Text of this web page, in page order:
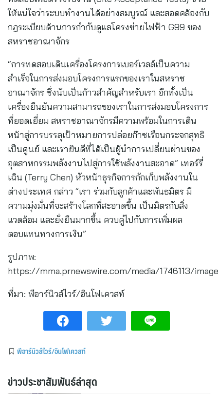
ให้แน่ใจว่าระบบทำงานได้อย่างสมบูรณ์ และสอดคล้องกับ
กฎระเบียบด้านการกำกับดูแลโครงข่ายไฟฟ้า G99 ของ
สหราชอาณาจักร
“การทดสอบเดินเครื่องโครงการเบอร์เวลล์เป็นความ
สำเร็จในการส่งมอบโครงการแรกของเราในสหราช
อาณาจักร ซึ่งนับเป็นก้าวสำคัญสำหรับเรา อีกทั้งเป็น
เครื่องยืนยันความสามารถของเราในการส่งมอบโครงการ
ที่ยอดเยี่ยม สหราชอาณาจักรมีความพร้อมในการเดิน
หน้าสู่การบรรลุเป้าหมายการปล่อยก๊าซเรือนกระจกสุทธิ
เป็นศูนย์ และเรายินดีที่ได้เป็นผู้นำการเปลี่ยนผ่านของ
อุตสาหกรรมพลังงานไปสู่การใช้พลังงานสะอาด” เทอร์รี่
เฉิน (Terry Chen) หัวหน้าธุรกิจการกักเก็บพลังงานใน
ต่างประเทศ กล่าว “เรา ร่วมกับลูกค้าและพันธมิตร มี
ความมุ่งมั่นที่จะสร้างโลกที่สะอาดขึ้น เป็นมิตรกับสิ่ง
แวดล้อม และยั่งยืนมากขึ้น ควบคู่ไปกับการเพิ่มผล
ตอบแทนทางการเงิน”
รูปภาพ:
https://mma.prnewswire.com/media/1746113/
ที่มา: พีอาร์นิวส์ไวร์/อินโฟเควสท์
พีอาร์นิวส์ไวร์/อินโฟเควสท์
ข่าวประชาสัมพันธ์ล่าสุด